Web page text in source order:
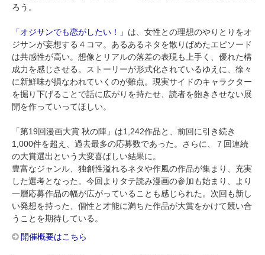
ろう。
「オジサンでも恋がしたい！」 は、女性との理想のやりとりをオ
ジサンが妄想する４コマ。あるあるネタを散りばめたエピソード
は共感性が高い。想像とリアルの落差の表現も上手く、優れた構
成力を感じさせる。ストーリーが形式化されているゆえに、徐々
に新鮮味が損なわれていくのが難点。現実サイドのキャラクター
を掘り下げることで話に広がりを持たせ、読者を飽きさせない展
開を作っていってほしい。
「第19回漫画大賞 秋の陣」は1,242作品と、前回に引き続き
1,000件を超え、過去最多の応募数であった。さらに、７回連続
の大賞選出という大変喜ばしい結果に。
豊富なジャンル、独創性溢れるネタや作風の作品が集まり、充実
した選考となった。今回よりタテ読み漫画の参加も始まり、より
一層応募作品の幅が広がっていることも感じられた。次回も新し
い発想を持った、個性と才能に満ちた作品が大賞をかけて競い合
うことを期待している。
開催概要はこちら